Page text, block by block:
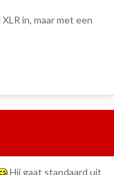
in, maar met een
Hij gaat standaard uit